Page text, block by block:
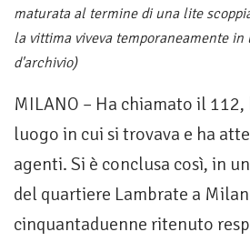
maturata al termine di una lite
la vittima viveva temporaneamente in
d'archivio)
MILANO – Ha chiamato il
luogo in cui si trovava e ha
agenti. Si è conclusa così, in
del quartiere Lambrate a
cinquantaduenne ritenuto